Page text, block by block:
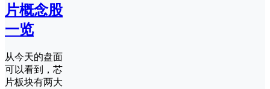
片概念股
一览
从今天的盘面
可以看到，芯
片板块有两大